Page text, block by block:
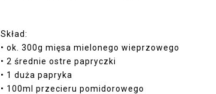
Skład:
• ok. 300g mięsa mielonego wieprzowego
• 2 średnie ostre papryczki
• 1 duża papryka
• 100ml przecieru pomidorowego